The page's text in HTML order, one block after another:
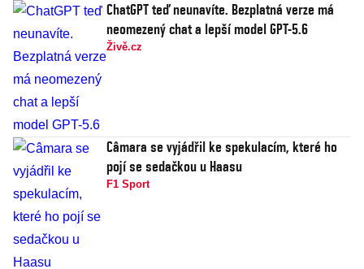
ChatGPT teď neunavíte. Bezplatná verze má
neomezený chat a lepší model GPT-5.6
Živě.cz
Câmara se vyjádřil ke spekulacím, které ho
pojí se sedačkou u Haasu
F1 Sport